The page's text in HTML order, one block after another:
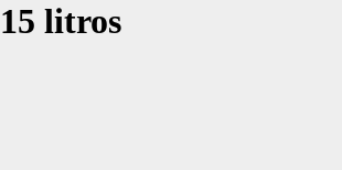
litros